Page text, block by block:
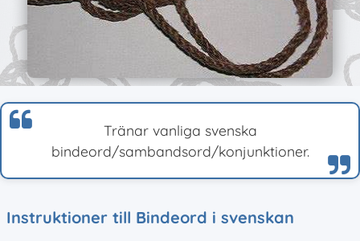
Tränar vanliga svenska
bindeord/sambandsord/konjunktioner.
Instruktioner till Bindeord i svenskan